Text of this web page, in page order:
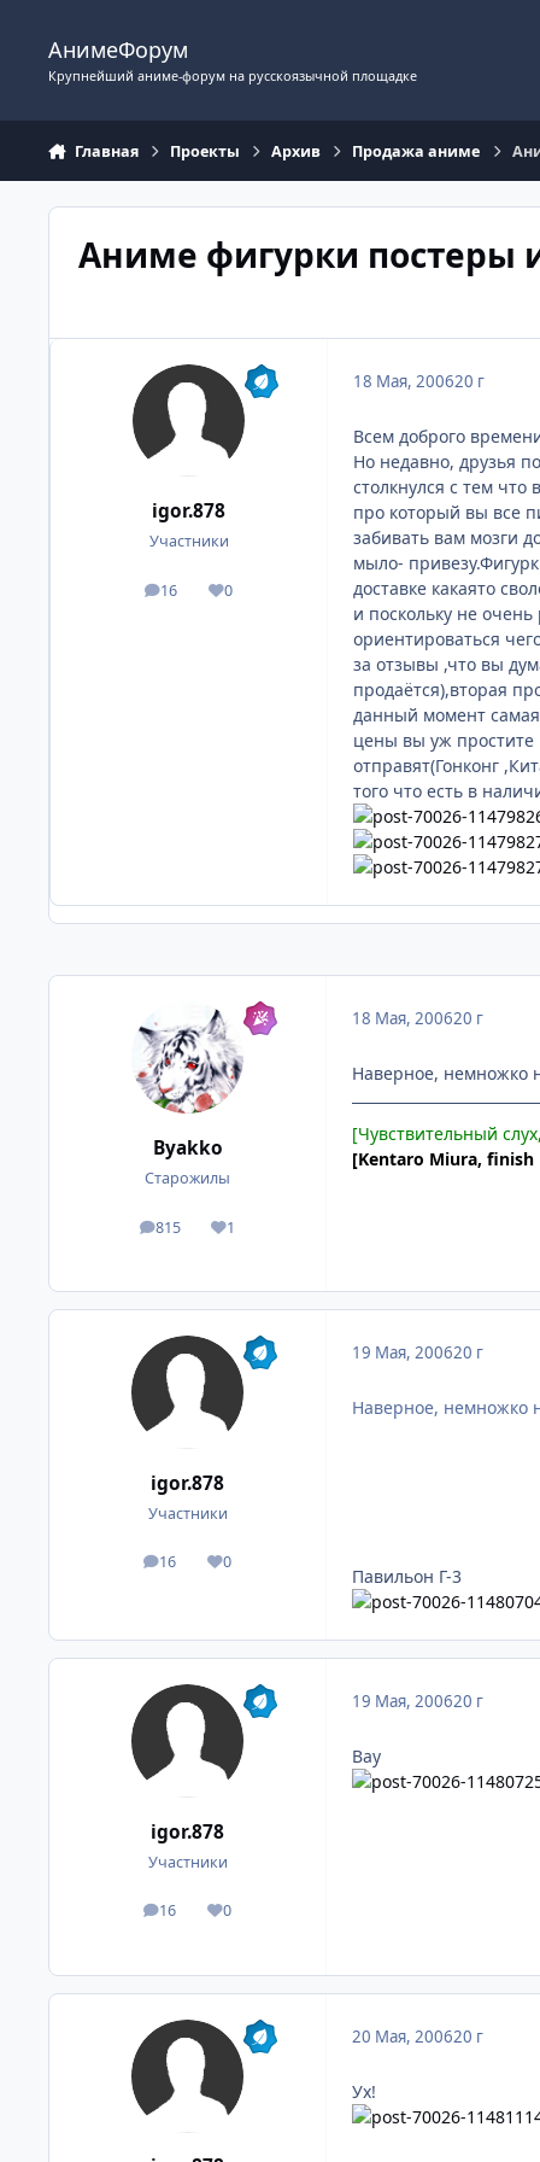
АнимеФорум
Крупнейший аниме-форум на русскоязычной площадке
Главная Проекты Архив Продажа аниме
Аниме фигурки постеры
igor.878
Участники
16
посты 0
Репутация
18 Мая, 200620 г
Всем доброго
Но недавно, друзья
столкнулся с тем что
про который вы все
забивать вам мозги
мыло-
доставке какаято
и поскольку не
ориентироваться
за отзывы ,что вы
продаётся),вторая
данный момент
цены вы уж простите
отправят(Гонконг
того что есть в
Byakko
Старожилы
815
посты 1
Репутация
18 Мая, 200620 г
Наверное, немножко
[Чувствительный
[Kentaro Miura,
igor.878
Участники
16
посты 0
Репутация
19 Мая, 200620 г
Наверное, немножко
Павильон Г-3
igor.878
Участники
16
посты 0
Репутация
19 Мая, 200620 г
Вау
20 Мая, 200620 г
Ух!